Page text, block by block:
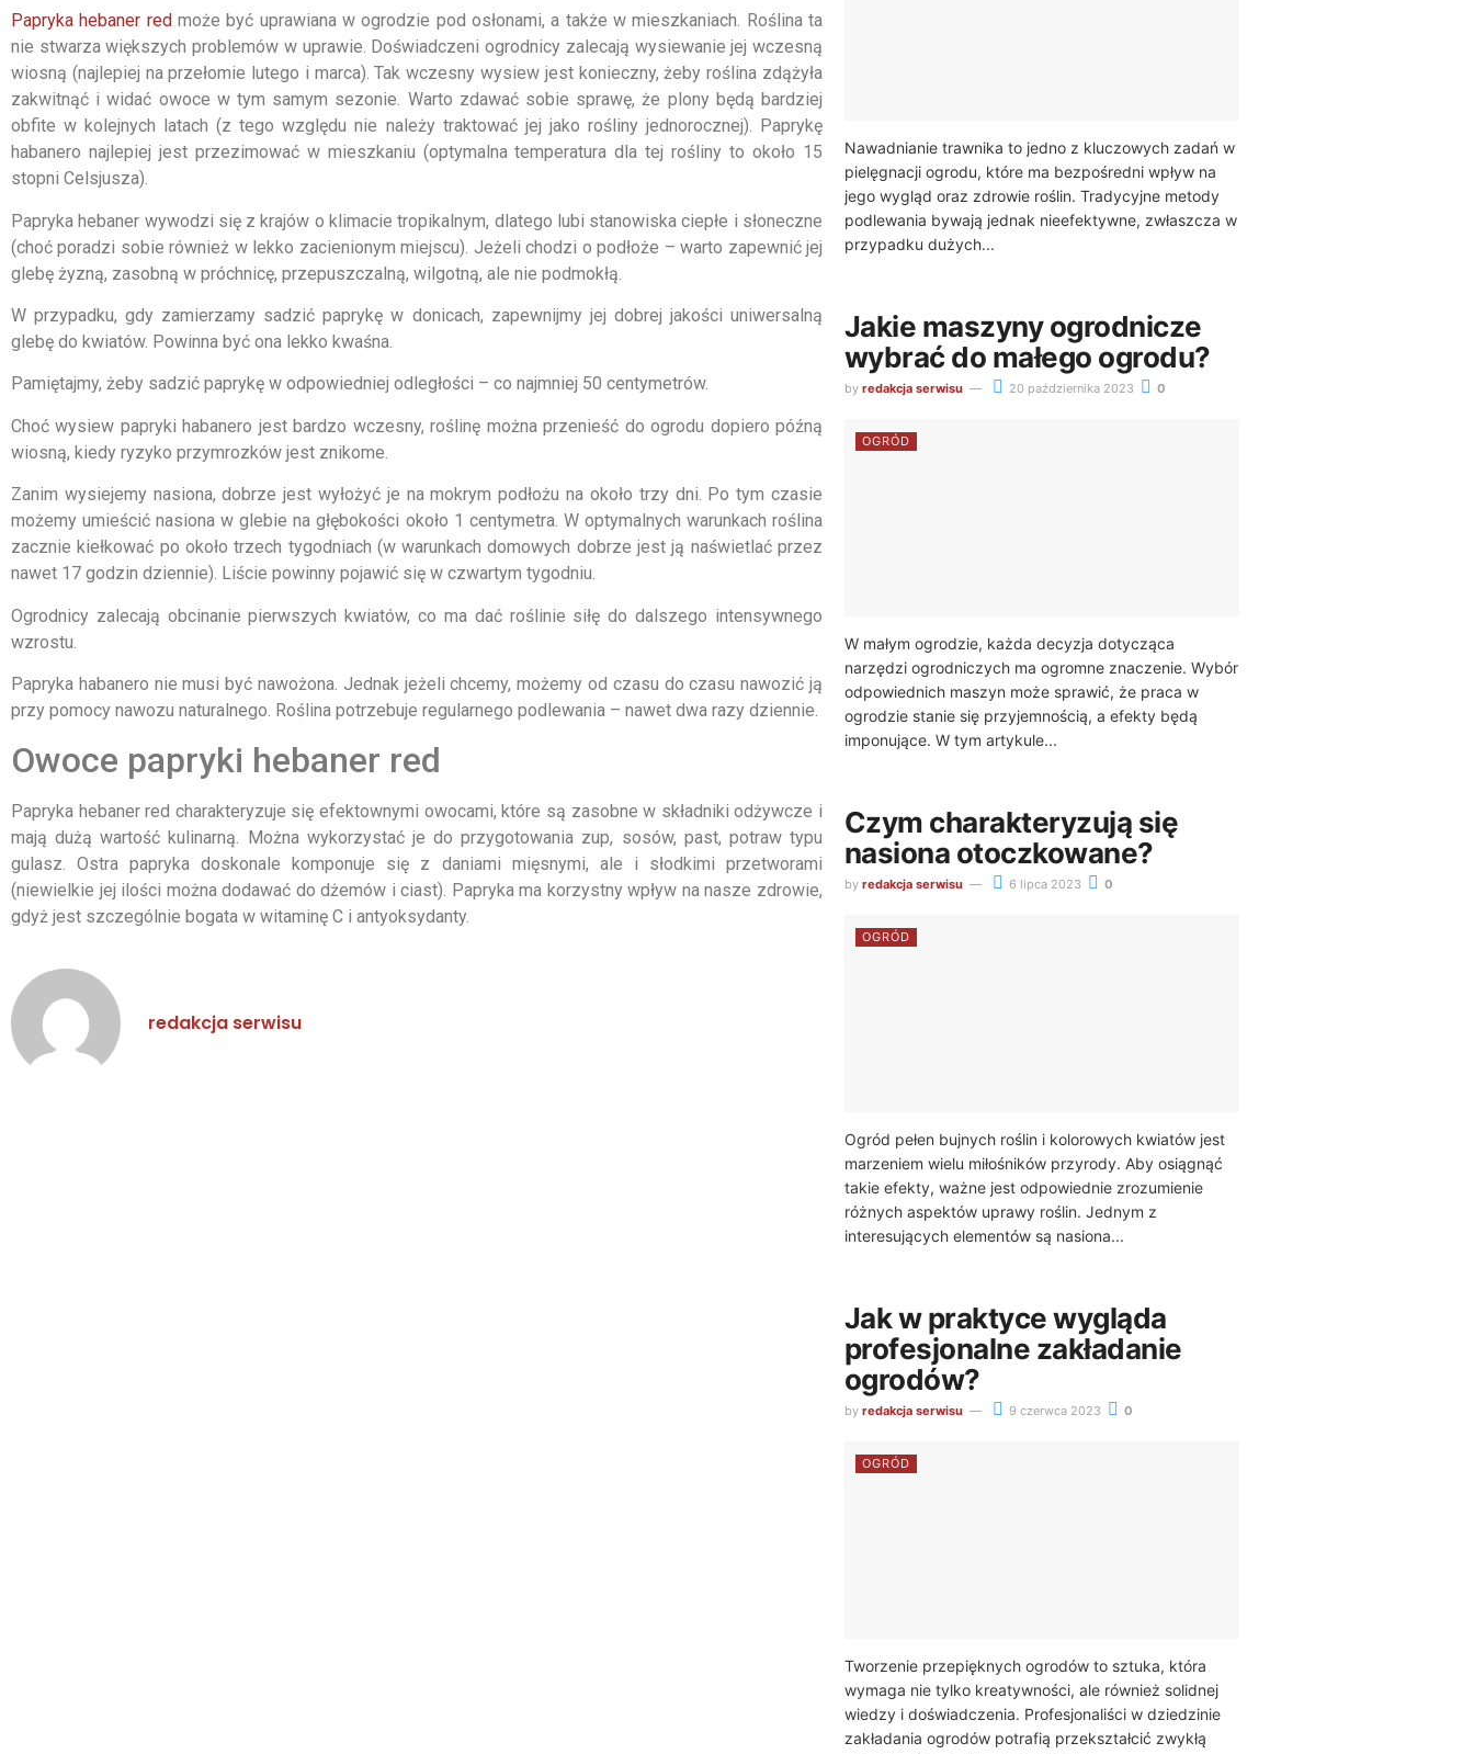
Papryka hebaner red może być uprawiana w ogrodzie pod osłonami, a także w mieszkaniach. Roślina ta
nie stwarza większych problemów w uprawie. Doświadczeni ogrodnicy zalecają wysiewanie jej wczesną
wiosną (najlepiej na przełomie lutego i marca). Tak wczesny wysiew jest konieczny, żeby roślina zdążyła
zakwitnąć i widać owoce w tym samym sezonie. Warto zdawać sobie sprawę, że plony będą bardziej
obfite w kolejnych latach (z tego względu nie należy traktować jej jako rośliny jednorocznej). Paprykę
habanero najlepiej jest przezimować w mieszkaniu (optymalna temperatura dla tej rośliny to około 15
stopni Celsjusza).
Papryka hebaner wywodzi się z krajów o klimacie tropikalnym, dlatego lubi stanowiska ciepłe i słoneczne
(choć poradzi sobie również w lekko zacienionym miejscu). Jeżeli chodzi o podłoże – warto zapewnić jej
glebę żyzną, zasobną w próchnicę, przepuszczalną, wilgotną, ale nie podmokłą.
W przypadku, gdy zamierzamy sadzić paprykę w donicach, zapewnijmy jej dobrej jakości uniwersalną
glebę do kwiatów. Powinna być ona lekko kwaśna.
Pamiętajmy, żeby sadzić paprykę w odpowiedniej odległości – co najmniej 50 centymetrów.
Choć wysiew papryki habanero jest bardzo wczesny, roślinę można przenieść do ogrodu dopiero późną
wiosną, kiedy ryzyko przymrozków jest znikome.
Zanim wysiejemy nasiona, dobrze jest wyłożyć je na mokrym podłożu na około trzy dni. Po tym czasie
możemy umieścić nasiona w glebie na głębokości około 1 centymetra. W optymalnych warunkach roślina
zacznie kiełkować po około trzech tygodniach (w warunkach domowych dobrze jest ją naświetlać przez
nawet 17 godzin dziennie). Liście powinny pojawić się w czwartym tygodniu.
Ogrodnicy zalecają obcinanie pierwszych kwiatów, co ma dać roślinie siłę do dalszego intensywnego
wzrostu.
Papryka habanero nie musi być nawożona. Jednak jeżeli chcemy, możemy od czasu do czasu nawozić ją
przy pomocy nawozu naturalnego. Roślina potrzebuje regularnego podlewania – nawet dwa razy dziennie.
Owoce papryki hebaner red
Papryka hebaner red charakteryzuje się efektownymi owocami, które są zasobne w składniki odżywcze i
mają dużą wartość kulinarną. Można wykorzystać je do przygotowania zup, sosów, past, potraw typu
gulasz. Ostra papryka doskonale komponuje się z daniami mięsnymi, ale i słodkimi przetworami
(niewielkie jej ilości można dodawać do dżemów i ciast). Papryka ma korzystny wpływ na nasze zdrowie,
gdyż jest szczególnie bogata w witaminę C i antyoksydanty.
redakcja serwisu
Nawadnianie trawnika to jedno z kluczowych zadań w
pielęgnacji ogrodu, które ma bezpośredni wpływ na
jego wygląd oraz zdrowie roślin. Tradycyjne metody
podlewania bywają jednak nieefektywne, zwłaszcza w
przypadku dużych...
Jakie maszyny ogrodnicze
wybrać do małego ogrodu?
by redakcja serwisu 20 października 2023 0
OGRÓD
W małym ogrodzie, każda decyzja dotycząca
narzędzi ogrodniczych ma ogromne znaczenie. Wybór
odpowiednich maszyn może sprawić, że praca w
ogrodzie stanie się przyjemnością, a efekty będą
imponujące. W tym artykule...
Czym charakteryzują się
nasiona otoczkowane?
by redakcja serwisu 6 lipca 2023 0
OGRÓD
Ogród pełen bujnych roślin i kolorowych kwiatów jest
marzeniem wielu miłośników przyrody. Aby osiągnąć
takie efekty, ważne jest odpowiednie zrozumienie
różnych aspektów uprawy roślin. Jednym z
interesujących elementów są nasiona...
Jak w praktyce wygląda
profesjonalne zakładanie
ogrodów?
by redakcja serwisu 9 czerwca 2023 0
OGRÓD
Tworzenie przepięknych ogrodów to sztuka, która
wymaga nie tylko kreatywności, ale również solidnej
wiedzy i doświadczenia. Profesjonaliści w dziedzinie
zakładania ogrodów potrafią przekształcić zwykłą